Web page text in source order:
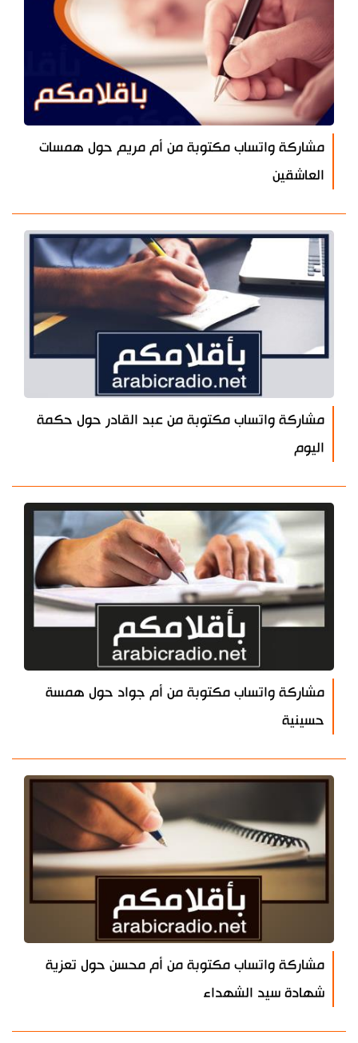
مشاركة واتساب مكتوبة من أم مريم حول همسات
العاشقين
مشاركة واتساب مكتوبة من عبد القادر حول حكمة
اليوم
مشاركة واتساب مكتوبة من أم جواد حول همسة
حسينية
مشاركة واتساب مكتوبة من أم محسن حول تعزية
شهادة سيد الشهداء